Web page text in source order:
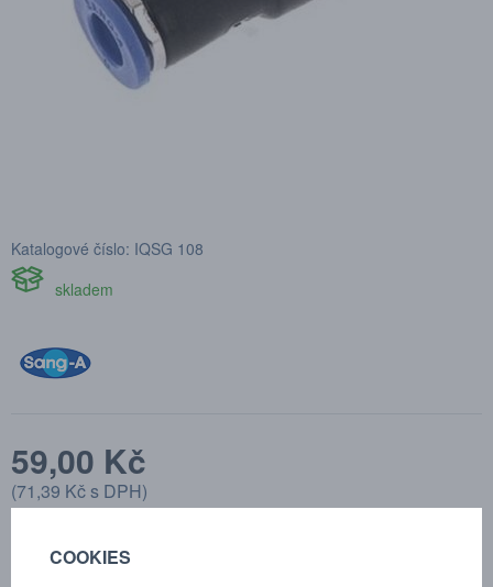
Katalogové číslo: IQSG 108
skladem
59,00 Kč
(71,39 Kčs DPH)
COOKIES